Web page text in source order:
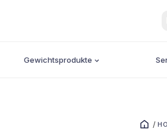
Gewichtsprodukte
/